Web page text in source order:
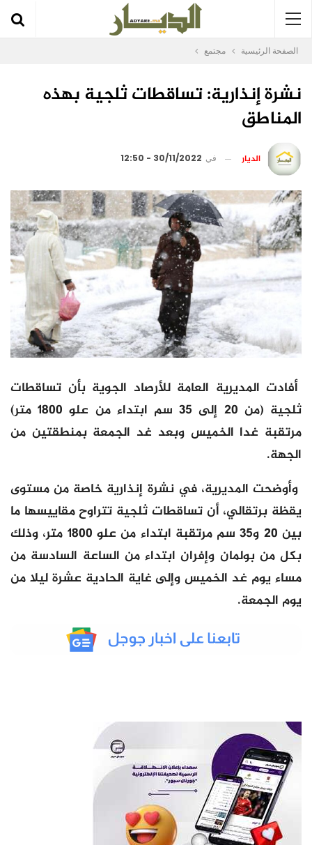
الصفحة الرئيسية مجتمع
نشرة إنذارية: تساقطات ثلجية بهذه
المناطق
الديار في 30/11/2022 - 12:50
أفادت المديرية العامة للأرصاد الجوية بأن تساقطات
ثلجية (من 20 إلى 35 سم ابتداء من علو 1800 متر)
مرتقبة غدا الخميس وبعد غد الجمعة بمنطقتين من
الجهة.
وأوضحت المديرية، في نشرة إنذارية خاصة من مستوى
يقظة برتقالي، أن تساقطات ثلجية تتراوح مقاييسها ما
بين 20 و35 سم مرتقبة ابتداء من علو 1800 متر، وذلك
بكل من بولمان وإفران ابتداء من الساعة السادسة من
مساء يوم غد الخميس وإلى غاية الحادية عشرة ليلا من
يوم الجمعة.